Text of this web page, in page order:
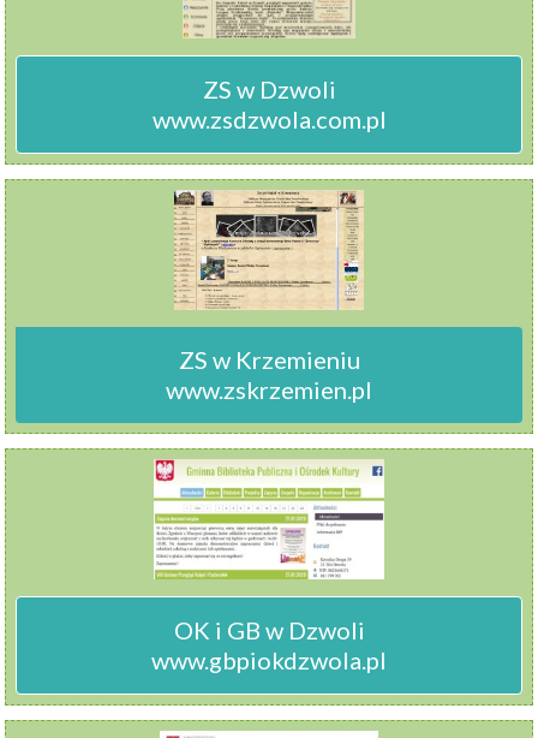
ZS w Dzwoli
www.zsdzwola.com.pl
ZS w Krzemieniu
www.zskrzemien.pl
OK i GB w Dzwoli
www.gbpiokdzwola.pl